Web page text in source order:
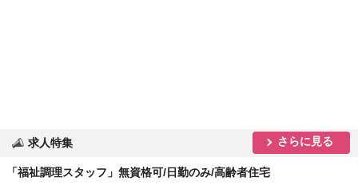
求人特集 さらに見る
「福祉調理スタッフ」無資格可/日勤のみ/高齢者住宅